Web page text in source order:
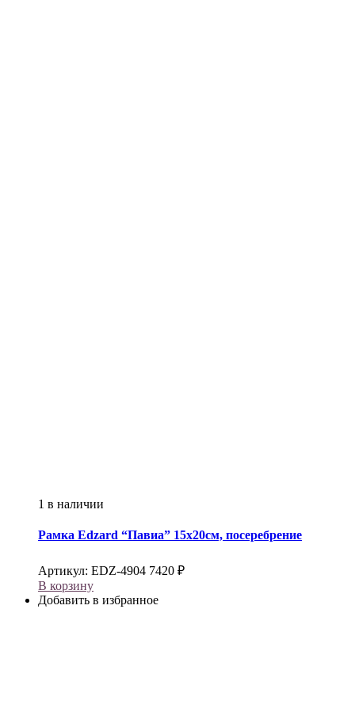
1 в наличии
Рамка Edzard “Павиа” 15х20см, посеребрение
Артикул: EDZ-4904 7420 ₽
В корзину
Добавить в избранное